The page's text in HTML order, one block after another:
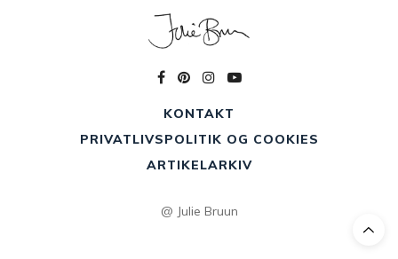
KONTAKT
PRIVATLIVSPOLITIK OG COOKIES
ARTIKELARKIV
@ Julie Bruun